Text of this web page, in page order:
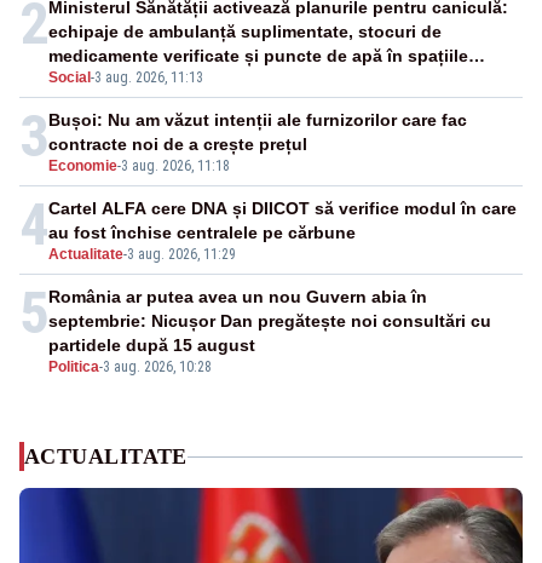
2
Social -3 aug. 2026, 11:13
Ministerul Sănătății activează planurile pentru caniculă:
echipaje de ambulanță suplimentate, stocuri de
medicamente verificate și puncte de apă în spațiile
publice
3 Economie-3 aug. 2026, 11:18
Bușoi: Nu am văzut intenții ale furnizorilor care fac
contracte noi de a crește prețul
4Actualitate-3 aug. 2026, 11:29
Cartel ALFA cere DNA și DIICOT să verifice modul în care
au fost închise centralele pe cărbune
5
Politica-3 aug. 2026, 10:28
România ar putea avea un nou Guvern abia în
septembrie: Nicușor Dan pregătește noi consultări cu
partidele după 15 august
ACTUALITATE